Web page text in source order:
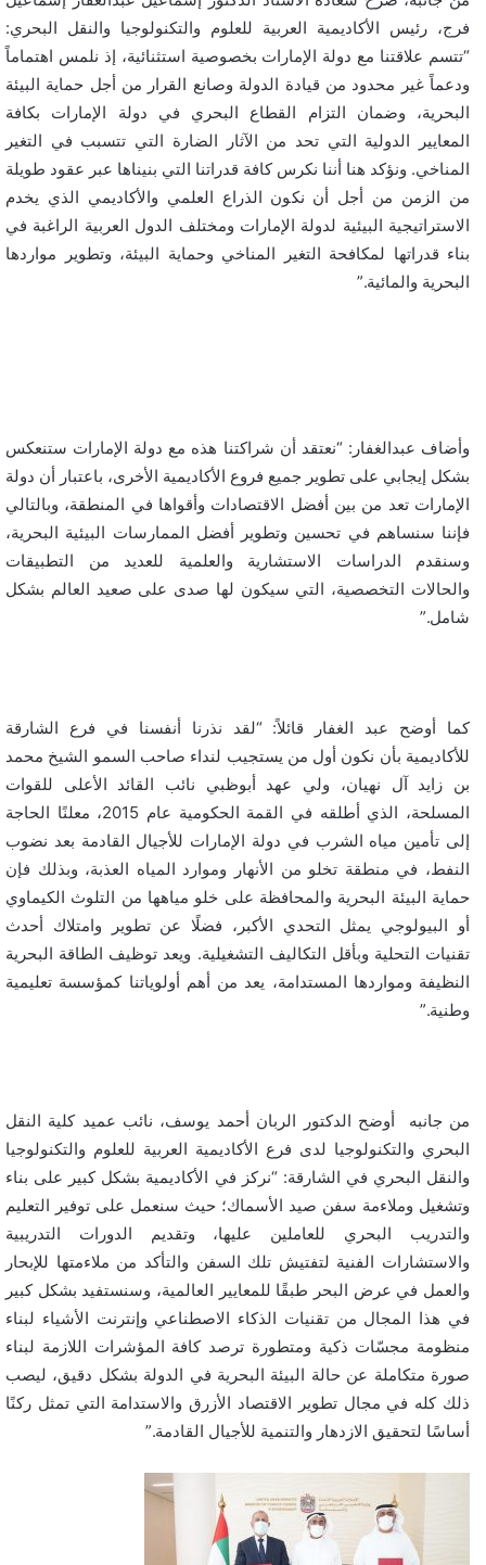
فرج، رئيس الأكاديمية العربية للعلوم والتكنولوجيا والنقل البحري:
“تتسم علاقتنا مع دولة الإمارات بخصوصية استثنائية، إذ نلمس اهتماماً
ودعماً غير محدود من قيادة الدولة وصانع القرار من أجل حماية البيئة
البحرية، وضمان التزام القطاع البحري في دولة الإمارات بكافة
المعايير الدولية التي تحد من الآثار الضارة التي تتسبب في التغير
المناخي. ونؤكد هنا أننا نكرس كافة قدراتنا التي بنيناها عبر عقود طويلة
من الزمن من أجل أن نكون الذراع العلمي والأكاديمي الذي يخدم
الاستراتيجية البيئية لدولة الإمارات ومختلف الدول العربية الراغبة في
بناء قدراتها لمكافحة التغير المناخي وحماية البيئة، وتطوير مواردها
البحرية والمائية.”
وأضاف عبدالغفار: “نعتقد أن شراكتنا هذه مع دولة الإمارات ستنعكس
بشكل إيجابي على تطوير جميع فروع الأكاديمية الأخرى، باعتبار أن دولة
الإمارات تعد من بين أفضل الاقتصادات وأقواها في المنطقة، وبالتالي
فإننا سنساهم في تحسين وتطوير أفضل الممارسات البيئية البحرية،
وسنقدم الدراسات الاستشارية والعلمية للعديد من التطبيقات
والحالات التخصصية، التي سيكون لها صدى على صعيد العالم بشكل
شامل.”
كما أوضح عبد الغفار قائلاً: “لقد نذرنا أنفسنا في فرع الشارقة
للأكاديمية بأن نكون أول من يستجيب لنداء صاحب السمو الشيخ محمد
بن زايد آل نهيان، ولي عهد أبوظبي نائب القائد الأعلى للقوات
المسلحة، الذي أطلقه في القمة الحكومية عام 2015، معلنًا الحاجة
إلى تأمين مياه الشرب في دولة الإمارات للأجيال القادمة بعد نضوب
النفط، في منطقة تخلو من الأنهار وموارد المياه العذبة، وبذلك فإن
حماية البيئة البحرية والمحافظة على خلو مياهها من التلوث الكيماوي
أو البيولوجي يمثل التحدي الأكبر، فضلًا عن تطوير وامتلاك أحدث
تقنيات التحلية وبأقل التكاليف التشغيلية. ويعد توظيف الطاقة البحرية
النظيفة ومواردها المستدامة، يعد من أهم أولوياتنا كمؤسسة تعليمية
وطنية.”
من جانبه أوضح الدكتور الربان أحمد يوسف، نائب عميد كلية النقل
البحري والتكنولوجيا لدى فرع الأكاديمية العربية للعلوم والتكنولوجيا
والنقل البحري في الشارقة: “نركز في الأكاديمية بشكل كبير على بناء
وتشغيل وملاءمة سفن صيد الأسماك؛ حيث سنعمل على توفير التعليم
والتدريب البحري للعاملين عليها، وتقديم الدورات التدريبية
والاستشارات الفنية لتفتيش تلك السفن والتأكد من ملاءمتها للإبحار
والعمل في عرض البحر طبقًا للمعايير العالمية، وسنستفيد بشكل كبير
في هذا المجال من تقنيات الذكاء الاصطناعي وإنترنت الأشياء لبناء
منظومة مجسّات ذكية ومتطورة ترصد كافة المؤشرات اللازمة لبناء
صورة متكاملة عن حالة البيئة البحرية في الدولة بشكل دقيق، ليصب
ذلك كله في مجال تطوير الاقتصاد الأزرق والاستدامة التي تمثل ركنًا
أساسًا لتحقيق الازدهار والتنمية للأجيال القادمة.”